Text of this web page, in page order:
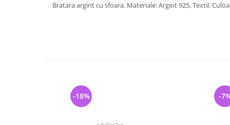
Bratara argint cu sfoara. Materiale: Argint 925, Textil.
-18% -